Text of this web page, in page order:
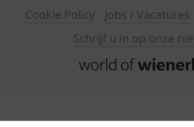
Cookie Policy
Jobs / Vacatures
Schrijf u in op onze